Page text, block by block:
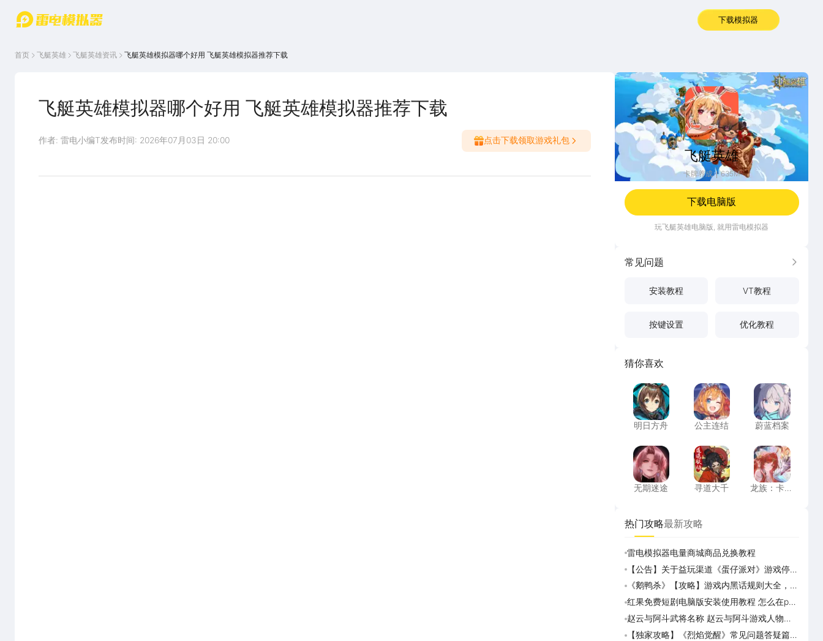
首页
游戏中
心
雷电圈
坛
WIKI
下载模拟器
首页 飞艇英雄 飞艇英雄资讯 飞艇英雄模拟器哪个好用 飞艇英雄模拟器推荐下载
飞艇英雄模拟器哪个好用 飞艇英雄模拟器推荐下载
作者: 雷电小编T发布时间: 2026年07月03日 20:00 点击下载领取游戏礼包
飞艇英雄
飞艇英雄
卡牌养成 635M
下载电脑版
玩飞艇英雄电脑版, 就用雷电模拟器
常见问题 更多
安装教程 VT教程
按键设置 优化教程
猜你喜欢
明日方舟
明日方舟
公主连结
公主连结
蔚蓝档案
蔚蓝档案
无期迷途
无期迷途
寻道大千
寻道大千
龙族：卡塞
龙族：卡塞
热门攻略最新攻略
雷电模拟器电量商城商品兑换教程
【公告】关于益玩渠道《蛋仔派对》游戏停运
转移通知
《鹅鸭杀》【攻略】游戏内黑话规则大全，萌
新速看
红果免费短剧电脑版安装使用教程 怎么在pc
端看红果免费短剧
赵云与阿斗武将名称 赵云与阿斗游戏人物名
字大全
【独家攻略】《烈焰觉醒》常见问题答疑篇第